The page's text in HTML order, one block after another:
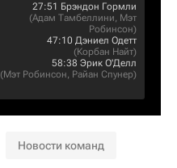
27:51 Брэндон Гормли
(Адам Тамбеллини, Мэт
Робинсон)
47:10 Дэниел Одетт
(Корбан Найт)
58:38 Эрик О'Делл
(Мэт Робинсон, Райан Спунер)
Новости команд